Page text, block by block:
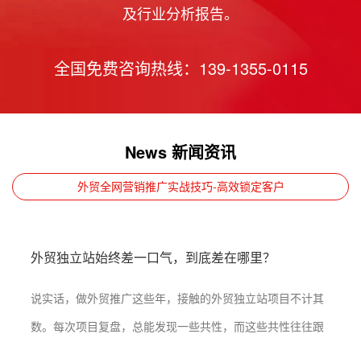
及行业分析报告。
全国免费咨询热线：139-1355-0115
News 新闻资讯
外贸全网营销推广实战技巧-高效锁定客户
外贸独立站始终差一口气，到底差在哪里？
说实话，做外贸推广这些年，接触的外贸独立站项目不计其
数。每次项目复盘，总能发现一些共性，而这些共性往往跟